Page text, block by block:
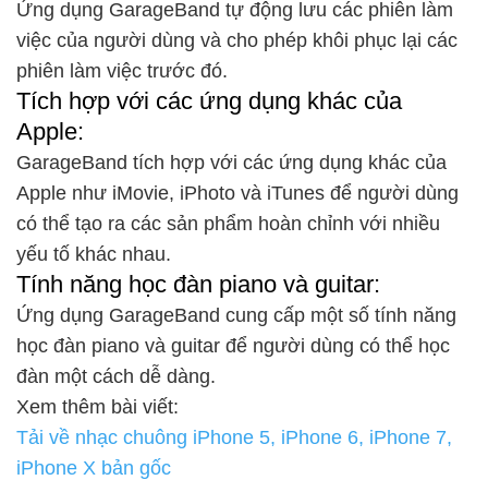
Ứng dụng GarageBand tự động lưu các phiên làm
việc của người dùng và cho phép khôi phục lại các
phiên làm việc trước đó.
Tích hợp với các ứng dụng khác của
Apple:
GarageBand tích hợp với các ứng dụng khác của
Apple như iMovie, iPhoto và iTunes để người dùng
có thể tạo ra các sản phẩm hoàn chỉnh với nhiều
yếu tố khác nhau.
Tính năng học đàn piano và guitar:
Ứng dụng GarageBand cung cấp một số tính năng
học đàn piano và guitar để người dùng có thể học
đàn một cách dễ dàng.
Xem thêm bài viết:
Tải về nhạc chuông iPhone 5, iPhone 6, iPhone 7,
iPhone X bản gốc